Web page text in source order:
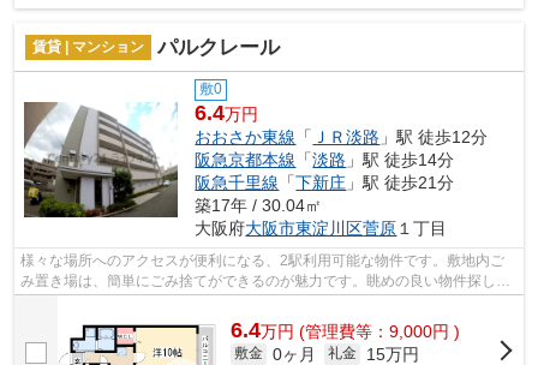
賃貸 | マンション パルクレール
敷0
6.4万円
おおさか東線 「 ＪＲ淡路 」駅 徒歩12分
阪急京都本線 「淡路 」駅 徒歩14分
阪急千里線 「下新庄 」駅 徒歩21分
築17年 / 30.04㎡
大阪府大阪市東淀川区菅原１丁目
様々な場所へのアクセスが便利になる、2駅利用可能な物件です。敷地内ご
み置き場は、簡単にごみ捨てができるのが魅力です。眺めの良い物件探し
6.4万円 (管理費等：9,000円 )
敷金 0ヶ月 礼金
15万円